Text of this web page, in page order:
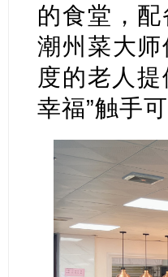
的食堂，
潮州菜大
度的老人
幸福”触手可